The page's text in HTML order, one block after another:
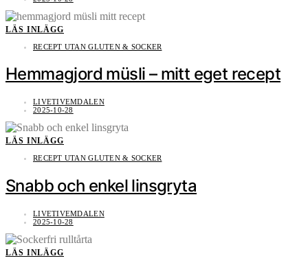
LÄS INLÄGG
RECEPT UTAN GLUTEN & SOCKER
Hemmagjord müsli – mitt eget recept
LIVETIVEMDALEN
2025-10-28
LÄS INLÄGG
RECEPT UTAN GLUTEN & SOCKER
Snabb och enkel linsgryta
LIVETIVEMDALEN
2025-10-28
LÄS INLÄGG